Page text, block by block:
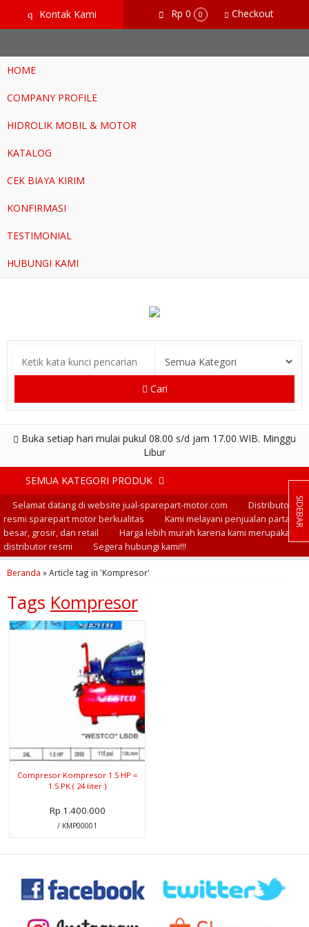
google-site-verification=RoKuikKKhptiWlhVH0-mBoWEpW-
YTG8htM_ix_Dp9Go
q Kontak Kami Rp 0 0 Checkout
HOME
COMPANY PROFILE
HIDROLIK MOBIL & MOTOR
KATALOG
CEK BIAYA KIRIM
KONFIRMASI
TESTIMONIAL
HUBUNGI KAMI
Cari
Buka setiap hari mulai pukul 08.00 s/d jam 17.00 WIB. Minggu
Libur
SEMUA KATEGORI PRODUK
Selamat datang di website jual-sparepart-motor.com
Distributor
resmi sparepart motor berkualitas
Kami melayani penjualan partai
besar, grosir, dan retail
Harga lebih murah karena kami merupakan
distributor resmi
Segera hubungi kami!!!
Beranda »Article tag in 'Kompresor'
Tags Kompresor
Compresor Kompresor 1.5 HP =
1.5 PK ( 24 liter )
Rp 1.400.000
/ KMP00001
SIDEBAR